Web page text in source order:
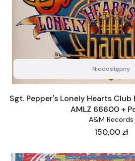
Niedostępny
Sgt. Pepper's Lonely Hearts
AMLZ 66600 +
A&M Records
Cena
150,00 zł